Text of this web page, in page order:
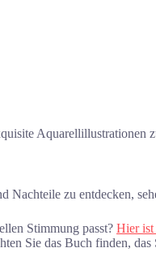
Aquarellillustrationen
zu entdecken,
Stimmung passt? Hier ist
Sie das Buch finden, das